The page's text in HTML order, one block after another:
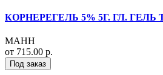
КОРНЕРЕГЕЛЬ 5% 5Г. ГЛ. ГЕЛЬ
МАНН
от 715.00 р.
Под заказ